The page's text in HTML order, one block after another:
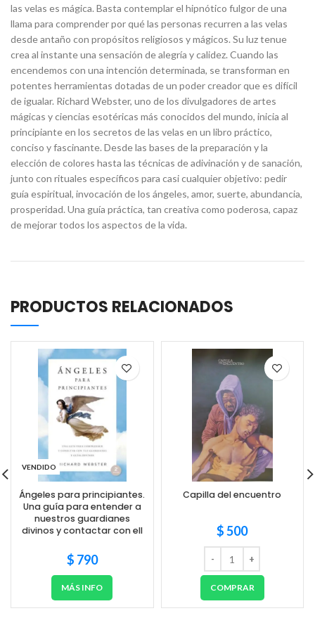
las velas es mágica. Basta contemplar el hipnótico fulgor de una
llama para comprender por qué las personas recurren a las velas
desde antaño con propósitos religiosos y mágicos. Su luz tenue
crea al instante una sensación de alegría y calidez. Cuando las
encendemos con una intención determinada, se transforman en
potentes herramientas dotadas de un poder creador que es difícil
de igualar. Richard Webster, uno de los divulgadores de artes
mágicas y ciencias esotéricas más conocidos del mundo, inicia al
principiante en los secretos de las velas en un libro práctico,
conciso y fascinante. Desde las bases de la preparación y la
elección de colores hasta las técnicas de adivinación y de sanación,
junto con rituales específicos para casi cualquier objetivo: pedir
guía espiritual, invocación de los ángeles, amor, suerte, abundancia,
prosperidad. Una guía práctica, tan creativa como poderosa, capaz
de mejorar todos los aspectos de la vida.
PRODUCTOS RELACIONADOS
VENDIDO
Ángeles para principiantes.
Una guía para entender a
nuestros guardianes
divinos y contactar con ell
$ 790
MÁS INFO
Capilla del encuentro
$500
COMPRAR